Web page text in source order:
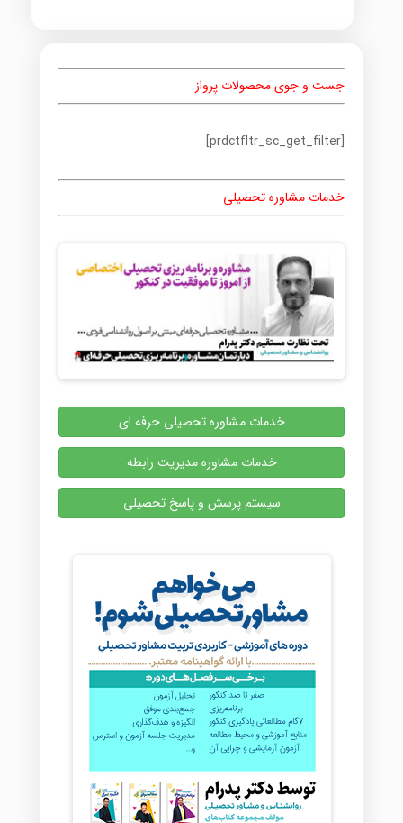
جست و جوی محصولات پرواز
[prdctfltr_sc_get_filter]
خدمات مشاوره تحصیلی
خدمات مشاوره تحصیلی حرفه ای
خدمات مشاوره مدیریت رابطه
سیستم پرسش و پاسخ تحصیلی